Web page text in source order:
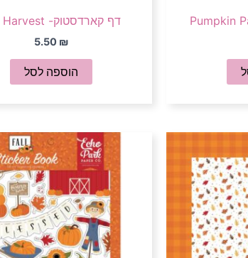
דף קארדסטוק- Fall Harvest
5.50 ₪
הוספה לסל